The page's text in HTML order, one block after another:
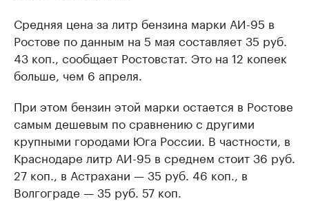
Средняя цена за литр бензина марки АИ-95 в
Ростове по данным на 5 мая составляет 35 руб.
43 коп., сообщает Ростовстат. Это на 12 копеек
больше, чем 6 апреля.
При этом бензин этой марки остается в Ростове
самым дешевым по сравнению с другими
крупными городами Юга России. В частности, в
Краснодаре литр АИ-95 в среднем стоит 36 руб.
27 коп., в Астрахани — 35 руб. 46 коп., в
Волгограде — 35 руб. 57 коп.